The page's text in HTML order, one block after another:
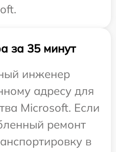
за 35 минут
инженер
адресу для
Microsoft. Если
ремонт
в